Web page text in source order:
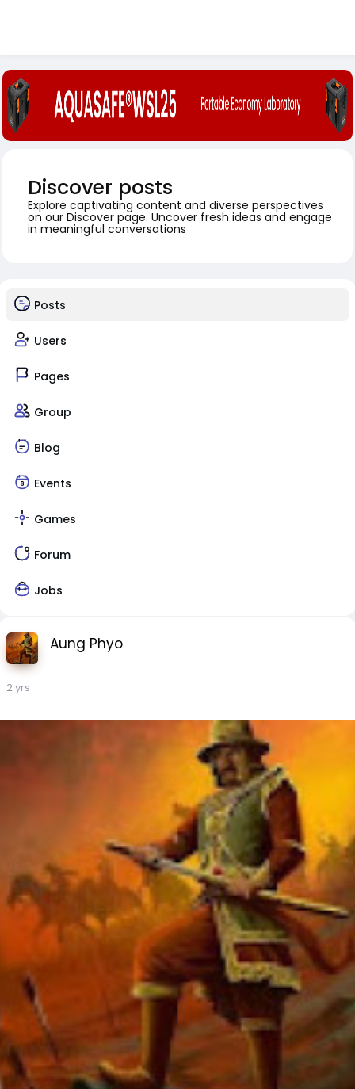
Discover posts
Explore captivating content and diverse perspectives
on our Discover page. Uncover fresh ideas and engage
in meaningful conversations
Posts
Users
Pages
Group
Blog
Events
Games
Forum
Jobs
Aung Phyo
2 yrs